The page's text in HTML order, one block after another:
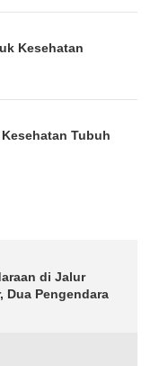
Kesehatan
Tubuh
di Jalur
Dua Pengendara